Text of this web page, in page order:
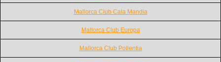
Mallorca Club Cala Mandia
Mallorca Club Europa
Mallorca Club Pollentia